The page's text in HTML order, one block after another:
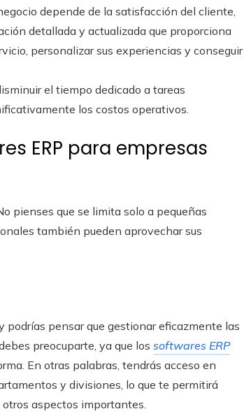
depende de la satisfacción del cliente,
detallada y actualizada que proporciona
personalizar sus experiencias y conseguir
el tiempo dedicado a tareas
los costos operativos.
ERP para empresas
pienses que se limita solo a pequeñas
también pueden aprovechar sus
podrías pensar que gestionar eficazmente las
preocuparte, ya que los softwares ERP
En otras palabras, tendrás acceso en
y divisiones, lo que te permitirá
aspectos importantes.